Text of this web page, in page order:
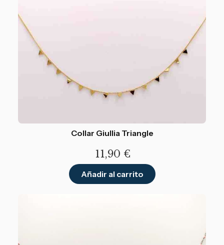
Collar Giullia Triangle
11,90 €
Añadir al carrito